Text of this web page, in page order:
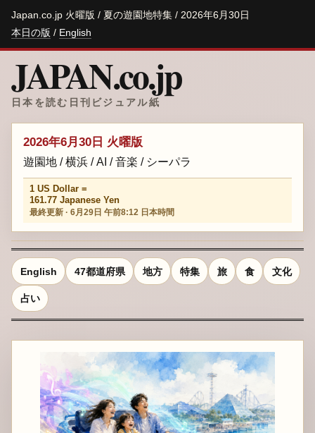
Japan.co.jp 火曜版 / 夏の遊園地特集 / 2026年6月30日
本日の版 / English
JAPAN.co.jp
日本を読む日刊ビジュアル紙
2026年6月30日 火曜版
遊園地 / 横浜 / AI / 音楽 / シーパラ
1 US Dollar =
161.77 Japanese Yen
最終更新 · 6月29日 午前8:12 日本時間
English 47都道府県 地方 特集 旅 食 文化
占い